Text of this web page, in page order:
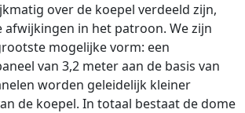
over de koepel verdeeld zijn,
in het patroon. We zijn
mogelijke vorm: een
van 3,2 meter aan de basis van
worden geleidelijk kleiner
de koepel. In totaal bestaat de dome